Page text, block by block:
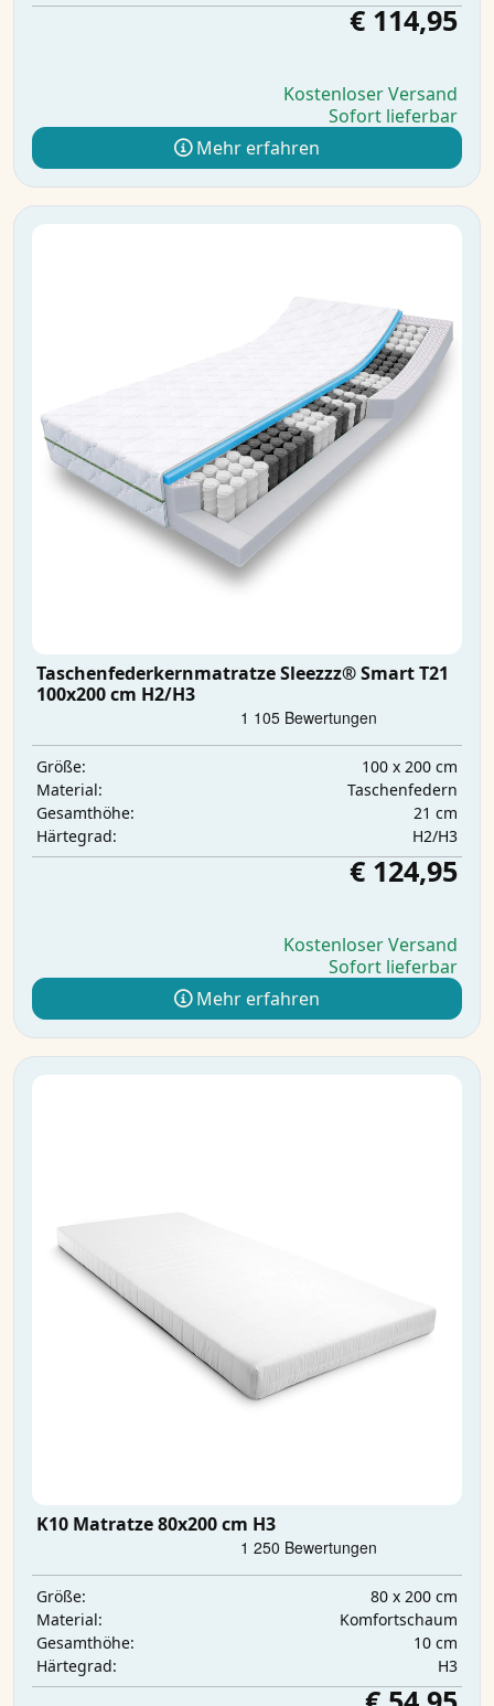
€ 114,95
Kostenloser Versand
Sofort lieferbar
Mehr erfahren
Taschenfederkernmatratze Sleezzz® Smart T21
100x200 cm H2/H3
Größe:
100 x 200 cm
Material:
Taschenfedern
Gesamthöhe:
21 cm
Härtegrad:
H2/H3
€ 124,95
Kostenloser Versand
Sofort lieferbar
Mehr erfahren
K10 Matratze 80x200 cm H3
Größe:
80 x 200 cm
Material:
Komfortschaum
Gesamthöhe:
10 cm
Härtegrad:
H3